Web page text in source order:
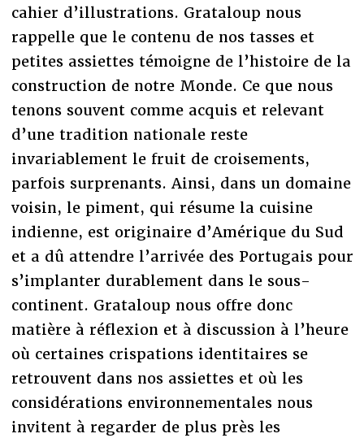
cahier d’illustrations. Grataloup nous
rappelle que le contenu de nos tasses et
petites assiettes témoigne de l’histoire de la
construction de notre Monde. Ce que nous
tenons souvent comme acquis et relevant
d’une tradition nationale reste
invariablement le fruit de croisements,
parfois surprenants. Ainsi, dans un domaine
voisin, le piment, qui résume la cuisine
indienne, est originaire d’Amérique du Sud
et a dû attendre l’arrivée des Portugais pour
s’implanter durablement dans le sous-
continent. Grataloup nous offre donc
matière à réflexion et à discussion à l’heure
où certaines crispations identitaires se
retrouvent dans nos assiettes et où les
considérations environnementales nous
invitent à regarder de plus près les